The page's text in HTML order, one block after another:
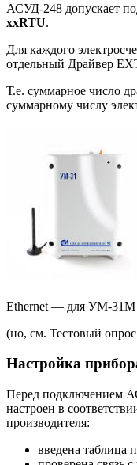
АСУД-248 допускает
xxRTU.
Для каждого
отдельный Драйвер
Т.е. суммарное число
суммарному числу
Ethernet — для УМ-31М
(но, см. Тестовый опрос
Настройка
Перед подключением
настроен в
производителя:
введена таблица